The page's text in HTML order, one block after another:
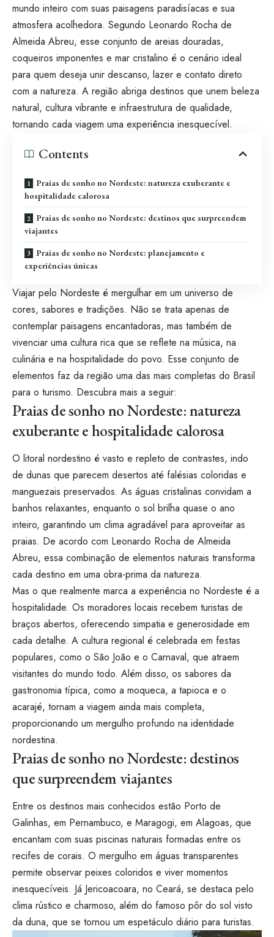
mundo inteiro com suas paisagens paradisíacas e sua
atmosfera acolhedora. Segundo Leonardo Rocha de
Almeida Abreu, esse conjunto de areias douradas,
coqueiros imponentes e mar cristalino é o cenário ideal
para quem deseja unir descanso, lazer e contato direto
com a natureza. A região abriga destinos que unem beleza
natural, cultura vibrante e infraestrutura de qualidade,
tornando cada viagem uma experiência inesquecível.
Contents
Praias de sonho no Nordeste: natureza exuberante e
hospitalidade calorosa
Praias de sonho no Nordeste: destinos que surpreendem
viajantes
Praias de sonho no Nordeste: planejamento e
experiências únicas
Viajar pelo Nordeste é mergulhar em um universo de
cores, sabores e tradições. Não se trata apenas de
contemplar paisagens encantadoras, mas também de
vivenciar uma cultura rica que se reflete na música, na
culinária e na hospitalidade do povo. Esse conjunto de
elementos faz da região uma das mais completas do Brasil
para o turismo. Descubra mais a seguir:
Praias de sonho no Nordeste: natureza
exuberante e hospitalidade calorosa
O litoral nordestino é vasto e repleto de contrastes, indo
de dunas que parecem desertos até falésias coloridas e
manguezais preservados. As águas cristalinas convidam a
banhos relaxantes, enquanto o sol brilha quase o ano
inteiro, garantindo um clima agradável para aproveitar as
praias. De acordo com Leonardo Rocha de Almeida
Abreu, essa combinação de elementos naturais transforma
cada destino em uma obra-prima da natureza.
Mas o que realmente marca a experiência no Nordeste é a
hospitalidade. Os moradores locais recebem turistas de
braços abertos, oferecendo simpatia e generosidade em
cada detalhe. A cultura regional é celebrada em festas
populares, como o São João e o Carnaval, que atraem
visitantes do mundo todo. Além disso, os sabores da
gastronomia típica, como a moqueca, a tapioca e o
acarajé, tornam a viagem ainda mais completa,
proporcionando um mergulho profundo na identidade
nordestina.
Praias de sonho no Nordeste: destinos
que surpreendem viajantes
Entre os destinos mais conhecidos estão Porto de
Galinhas, em Pernambuco, e Maragogi, em Alagoas, que
encantam com suas piscinas naturais formadas entre os
recifes de corais. O mergulho em águas transparentes
permite observar peixes coloridos e viver momentos
inesquecíveis. Já Jericoacoara, no Ceará, se destaca pelo
clima rústico e charmoso, além do famoso pôr do sol visto
da duna, que se tornou um espetáculo diário para turistas.